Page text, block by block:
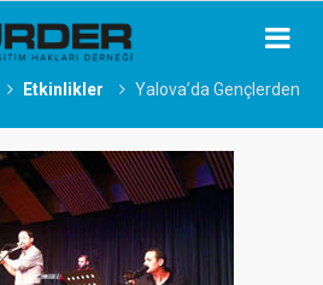
Etkinlikler
Yalova’da Gençlerden